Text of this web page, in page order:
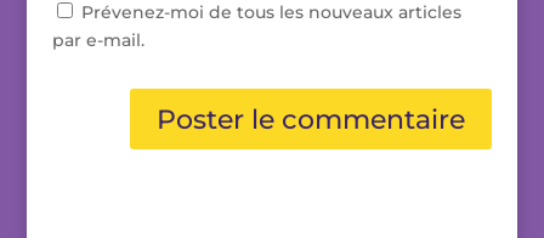
Prévenez-moi de tous les nouveaux articles
par e-mail.